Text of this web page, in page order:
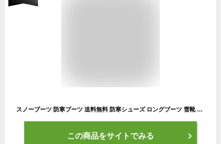
スノーブーツ 防寒ブーツ 送料無料 防寒シューズ ロングブーツ 雪靴 ボアブーツ 防寒靴 軽量 メンズ レディース 男女兼用 スノーシューズ 防水 防滑 冬用 あったか ムートンブーツ ワークブーツ 釣り ボア 吹雪 大雪 暖かい 裏ボア アウトドア ふわふわ
この商品をサイトでみる